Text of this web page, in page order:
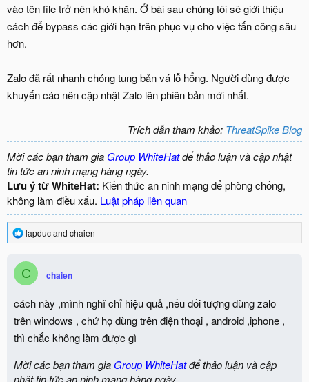
vào tên file trở nên khó khăn. Ở bài sau chúng tôi sẽ giới thiệu
cách để bypass các giới hạn trên phục vụ cho việc tấn công sâu
hơn.
Zalo đã rất nhanh chóng tung bản vá lỗ hổng. Người dùng được
khuyến cáo nên cập nhật Zalo lên phiên bản mới nhất.
Trích dẫn tham khảo: ThreatSpike Blog
Mời các bạn tham gia Group WhiteHatđể thảo luận và cập nhật
tin tức an ninh mạng hàng ngày.
Lưu ý từ WhiteHat: Kiến thức an ninh mạng để phòng chống,
không làm điều xấu. Luật pháp liên quan
R
e
c
t
i
n
s
lapducand chaien
C chaien
cách này ,mình nghĩ chỉ hiệu quả ,nếu đối tượng dùng zalo
trên windows , chứ họ dùng trên điện thoại , android ,iphone ,
thì chắc không làm được gì
Mời các bạn tham gia Group WhiteHatđể thảo luận và cập
nhật tin tức an ninh mạng hàng ngày.